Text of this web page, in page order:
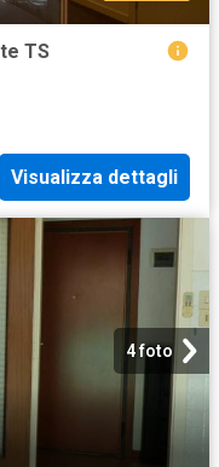
TS
Visualizza dettagli
4 foto